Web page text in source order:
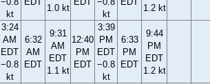
kt
1.0 kt
kt
1.2 kt
3:24
AM
EDT
−0.8
kt
6:32
AM
EDT
9:31
AM
EDT
1.1 kt
12:40
PM
EDT
3:39
PM
EDT
−0.8
kt
6:33
PM
EDT
9:44
PM
EDT
1.2 kt